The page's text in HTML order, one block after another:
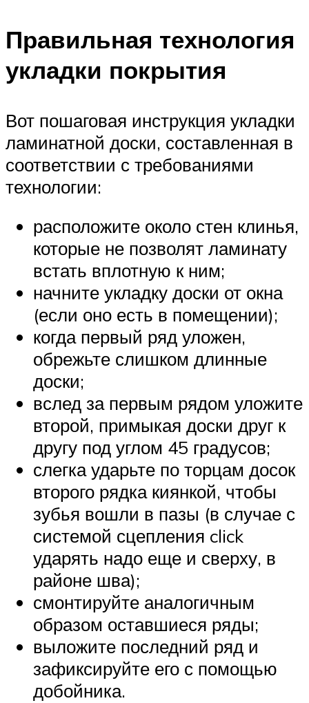
Правильная технология
укладки покрытия
Вот пошаговая инструкция укладки
ламинатной доски, составленная в
соответствии с требованиями
технологии:
расположите около стен клинья,
которые не позволят ламинату
встать вплотную к ним;
начните укладку доски от окна
(если оно есть в помещении);
когда первый ряд уложен,
обрежьте слишком длинные
доски;
вслед за первым рядом уложите
второй, примыкая доски друг к
другу под углом 45 градусов;
слегка ударьте по торцам досок
второго рядка киянкой, чтобы
зубья вошли в пазы (в случае с
системой сцепления click
ударять надо еще и сверху, в
районе шва);
смонтируйте аналогичным
образом оставшиеся ряды;
выложите последний ряд и
зафиксируйте его с помощью
добойника.